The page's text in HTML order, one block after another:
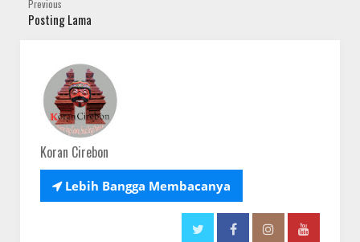
Previous
Posting Lama
Koran Cirebon
Lebih Bangga Membacanya